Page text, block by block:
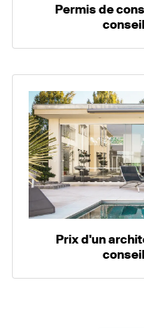
Permis de
Prix d'un